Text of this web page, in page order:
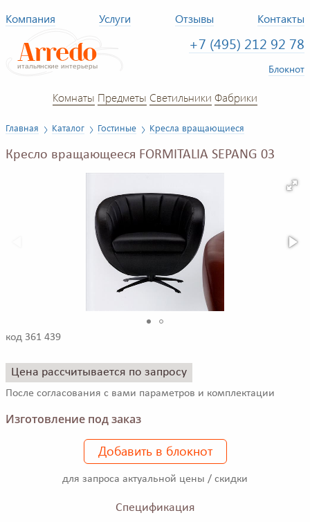
Компания Услуги Отзывы Контакты
+7 (495) 212 92 78
Блокнот
Комнаты Предметы Светильники Фабрики
Главная Каталог Гостиные Кресла вращающиеся
Кресло вращающееся FORMITALIA SEPANG 03
код 361 439
Цена рассчитывается по запросу
После согласования с вами параметров и комплектации
Изготовление под заказ
Добавить в блокнот
для запроса актуальной цены / скидки
Спецификация